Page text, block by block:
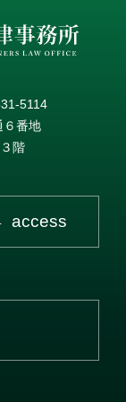
5114
番地
階
access